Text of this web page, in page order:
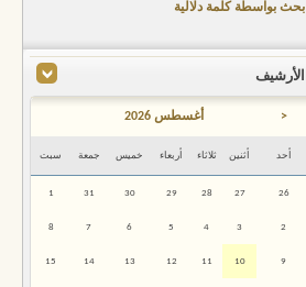
بحث بواسطة كلمة دلالية
الأرشيف
< أغسطس 2026
أحد أثنين ثلاثاء أربعاء خميس جمعة سبت
26
27
28
29
30
31
1
2
3
4
5
6
7
8
9
10
11
12
13
14
15